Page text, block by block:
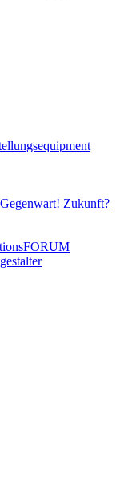
Zukunft?